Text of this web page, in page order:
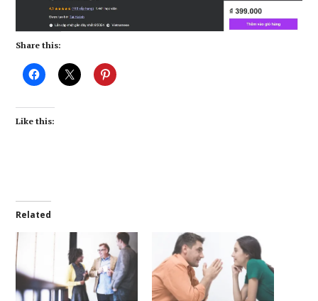
Share this:
Like this:
Related